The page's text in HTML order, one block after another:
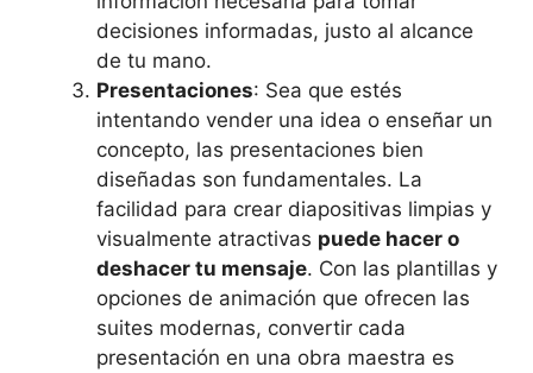
decisiones informadas, justo al alcance
de tu mano.
Presentaciones: Sea que estés
intentando vender una idea o enseñar un
concepto, las presentaciones bien
diseñadas son fundamentales. La
facilidad para crear diapositivas limpias y
visualmente atractivas puede hacer o
deshacer tu mensaje. Con las plantillas y
opciones de animación que ofrecen las
suites modernas, convertir cada
presentación en una obra maestra es